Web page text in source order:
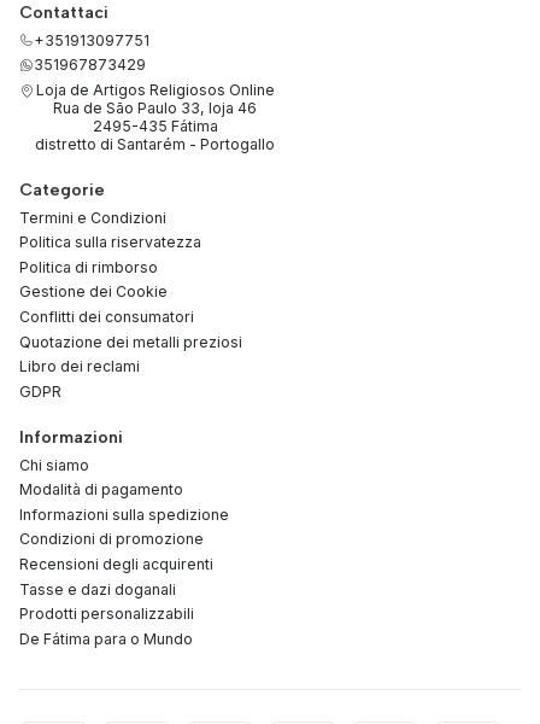
Contattaci
+351913097751
351967873429
Loja de Artigos Religiosos Online
Rua de São Paulo 33, loja 46
2495-435 Fátima
distretto di Santarém - Portogallo
Categorie
Termini e Condizioni
Politica sulla riservatezza
Politica di rimborso
Gestione dei Cookie
Conflitti dei consumatori
Quotazione dei metalli preziosi
Libro dei reclami
GDPR
Informazioni
Chi siamo
Modalità di pagamento
Informazioni sulla spedizione
Condizioni di promozione
Recensioni degli acquirenti
Tasse e dazi doganali
Prodotti personalizzabili
De Fátima para o Mundo